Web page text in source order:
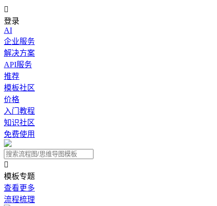

登录
AI
企业服务
解决方案
API服务
推荐
模板社区
价格
入门教程
知识社区
免费使用

模板专题
查看更多
流程梳理